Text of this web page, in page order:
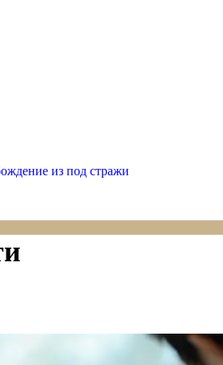
из под стражи